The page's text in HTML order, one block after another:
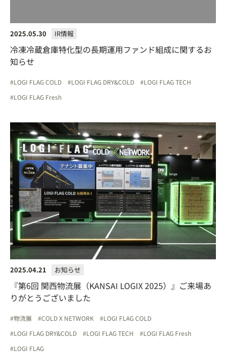
2025.05.30 IR情報
冷凍冷蔵倉庫特化型の長期運用ファンド組成に関するお
知らせ
LOGI FLAG COLD LOGI FLAG DRY&COLD
LOGI FLAG TECH
LOGI FLAG Fresh
2025.04.21 お知らせ
『第6回 関西物流展（KANSAI LOGIX 2025）』ご来場あ
りがとうございました
物流展 COLD X NETWORK
LOGI FLAG COLD
LOGI FLAG DRY&COLD
LOGI FLAG TECH
LOGI FLAG Fresh
LOGI FLAG